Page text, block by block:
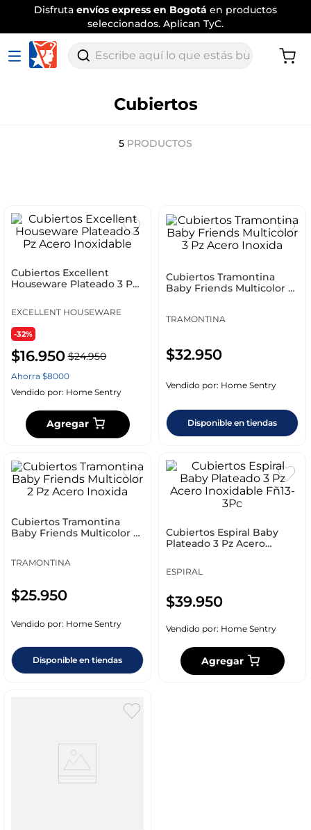
Disfruta envíos express en Bogotá en productos
seleccionados. Aplican TyC.
Escribe aquí lo que estás buscando
Cubiertos
5 PRODUCTOS
Cubiertos Excellent
Houseware Plateado 3 Pz
EXCELLENT HOUSEWARE
-32%
$16.950 $24.950
Ahorra $8000
Vendido por: Home Sentry
Agregar
Cubiertos Tramontina
Baby Friends Multicolor 3
TRAMONTINA
$32.950
Vendido por: Home Sentry
Disponible en tiendas
Cubiertos Tramontina
Baby Friends Multicolor 2
TRAMONTINA
$25.950
Vendido por: Home Sentry
Disponible en tiendas
Cubiertos Espiral Baby
Plateado 3 Pz Acero
ESPIRAL
$39.950
Vendido por: Home Sentry
Agregar